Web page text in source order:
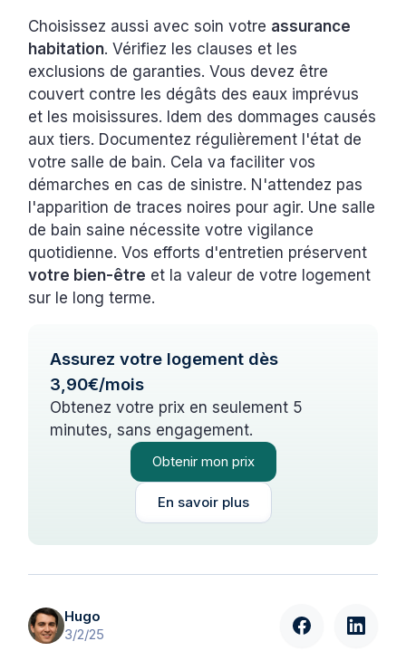
Choisissez aussi avec soin votre assurance
habitation. Vérifiez les clauses et les
exclusions de garanties. Vous devez être
couvert contre les dégâts des eaux imprévus
et les moisissures. Idem des dommages causés
aux tiers. Documentez régulièrement l'état de
votre salle de bain. Cela va faciliter vos
démarches en cas de sinistre. N'attendez pas
l'apparition de traces noires pour agir. Une salle
de bain saine nécessite votre vigilance
quotidienne. Vos efforts d'entretien préservent
votre bien-être et la valeur de votre logement
sur le long terme.
Assurez votre logement dès
3,90€/mois
Obtenez votre prix en seulement 5
minutes, sans engagement.
Obtenir mon prix
En savoir plus
Hugo
3/2/25